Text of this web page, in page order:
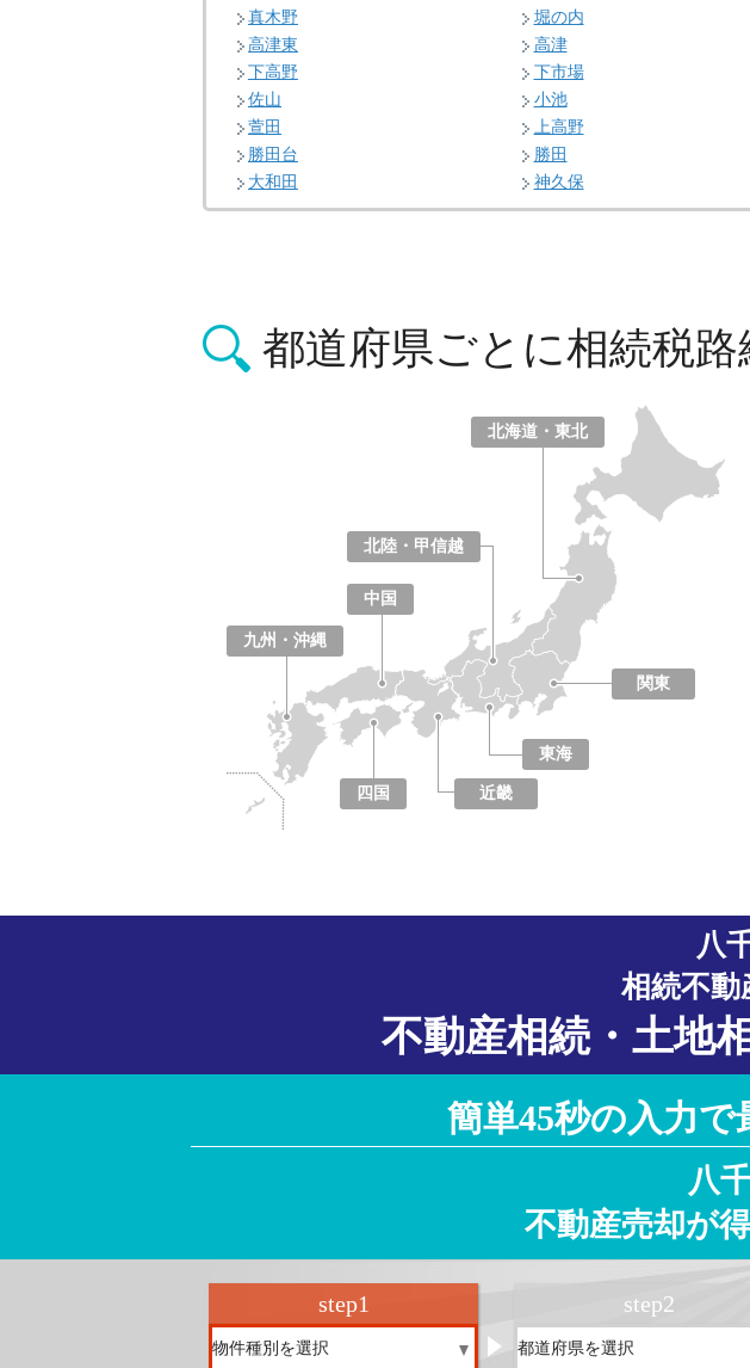
真木野
堀の内
高津東
高津
下高野
下市場
佐山
小池
萱田
上高野
勝田台
勝田
大和田
神久保
都道府県ごとに相続税路
北海道・東北
関東
北陸・甲信越
東海
愛知県
岐阜県
三重県
静岡県
近畿
中国
四国
九州・沖縄
八
相続不動
不動産相続・土地
簡単45秒の入力で
八
不動産売却が
step1 step2